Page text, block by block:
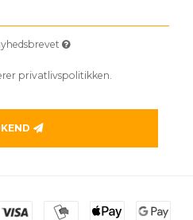
privatlivspolitikken.